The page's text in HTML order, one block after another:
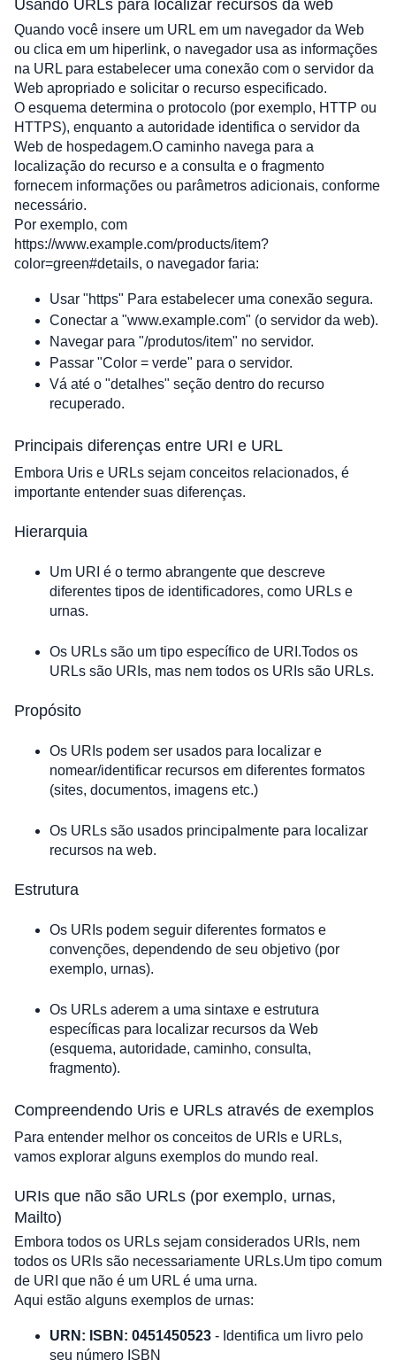
Usando URLs para localizar recursos da web
Quando você insere um URL em um navegador da Web
ou clica em um hiperlink, o navegador usa as informações
na URL para estabelecer uma conexão com o servidor da
Web apropriado e solicitar o recurso especificado.
O esquema determina o protocolo (por exemplo, HTTP ou
HTTPS), enquanto a autoridade identifica o servidor da
Web de hospedagem.O caminho navega para a
localização do recurso e a consulta e o fragmento
fornecem informações ou parâmetros adicionais, conforme
necessário.
Por exemplo, com
https://www.example.com/products/item?
color=green#details, o navegador faria:
Usar "https" Para estabelecer uma conexão segura.
Conectar a "www.example.com" (o servidor da web).
Navegar para "/produtos/item" no servidor.
Passar "Color = verde" para o servidor.
Vá até o "detalhes" seção dentro do recurso
recuperado.
Principais diferenças entre URI e URL
Embora Uris e URLs sejam conceitos relacionados, é
importante entender suas diferenças.
Hierarquia
Um URI é o termo abrangente que descreve
diferentes tipos de identificadores, como URLs e
urnas.
Os URLs são um tipo específico de URI.Todos os
URLs são URIs, mas nem todos os URIs são URLs.
Propósito
Os URIs podem ser usados ​​para localizar e
nomear/identificar recursos em diferentes formatos
(sites, documentos, imagens etc.)
Os URLs são usados ​​principalmente para localizar
recursos na web.
Estrutura
Os URIs podem seguir diferentes formatos e
convenções, dependendo de seu objetivo (por
exemplo, urnas).
Os URLs aderem a uma sintaxe e estrutura
específicas para localizar recursos da Web
(esquema, autoridade, caminho, consulta,
fragmento).
Compreendendo Uris e URLs através de exemplos
Para entender melhor os conceitos de URIs e URLs,
vamos explorar alguns exemplos do mundo real.
URIs que não são URLs (por exemplo, urnas,
Mailto)
Embora todos os URLs sejam considerados URIs, nem
todos os URIs são necessariamente URLs.Um tipo comum
de URI que não é um URL é uma urna.
Aqui estão alguns exemplos de urnas:
URN: ISBN: 0451450523 - Identifica um livro pelo
seu número ISBN